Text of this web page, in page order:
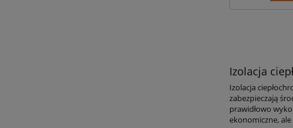
Izolacja
Izolacja
zabezpieczają
prawidłowo
ekonomiczne,